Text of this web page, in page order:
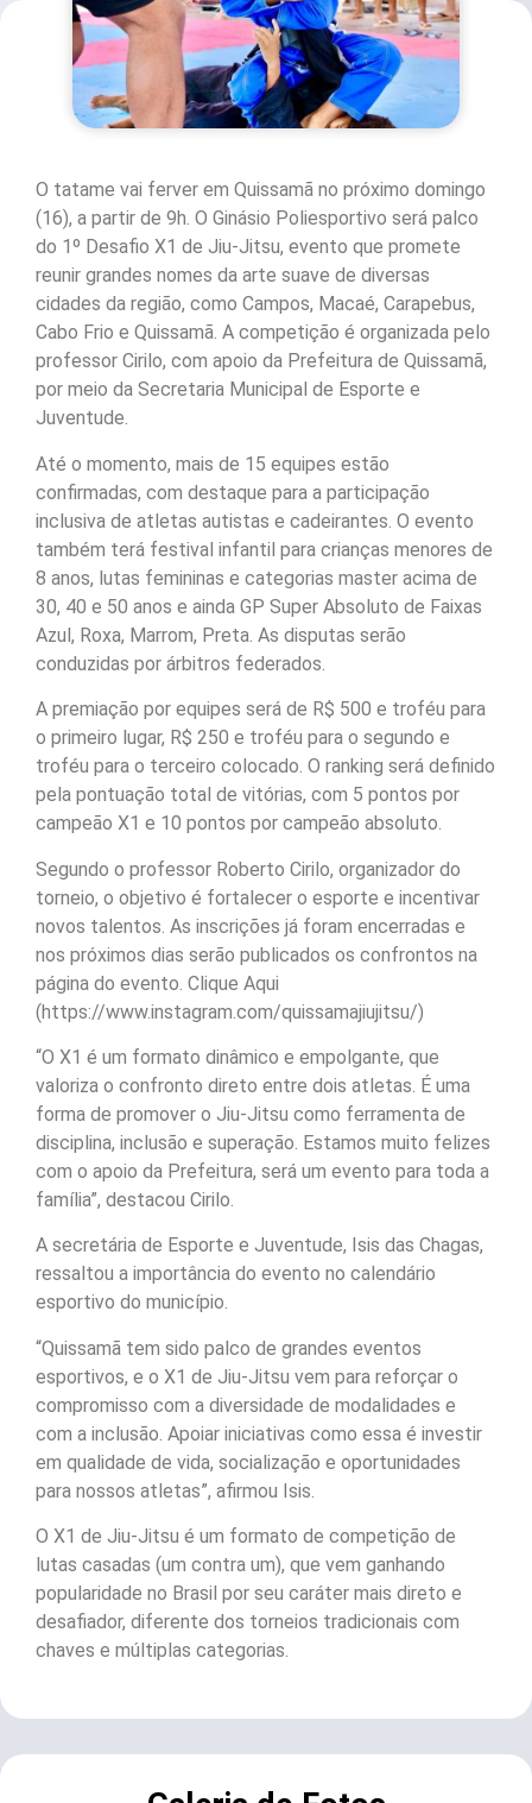
O tatame vai ferver em Quissamã no próximo domingo
(16), a partir de 9h. O Ginásio Poliesportivo será palco
do 1º Desafio X1 de Jiu-Jitsu, evento que promete
reunir grandes nomes da arte suave de diversas
cidades da região, como Campos, Macaé, Carapebus,
Cabo Frio e Quissamã. A competição é organizada pelo
professor Cirilo, com apoio da Prefeitura de Quissamã,
por meio da Secretaria Municipal de Esporte e
Juventude.
Até o momento, mais de 15 equipes estão
confirmadas, com destaque para a participação
inclusiva de atletas autistas e cadeirantes. O evento
também terá festival infantil para crianças menores de
8 anos, lutas femininas e categorias master acima de
30, 40 e 50 anos e ainda GP Super Absoluto de Faixas
Azul, Roxa, Marrom, Preta. As disputas serão
conduzidas por árbitros federados.
A premiação por equipes será de R$ 500 e troféu para
o primeiro lugar, R$ 250 e troféu para o segundo e
troféu para o terceiro colocado. O ranking será definido
pela pontuação total de vitórias, com 5 pontos por
campeão X1 e 10 pontos por campeão absoluto.
Segundo o professor Roberto Cirilo, organizador do
torneio, o objetivo é fortalecer o esporte e incentivar
novos talentos. As inscrições já foram encerradas e
nos próximos dias serão publicados os confrontos na
página do evento. Clique Aqui
(https://www.instagram.com/quissamajiujitsu/)
“O X1 é um formato dinâmico e empolgante, que
valoriza o confronto direto entre dois atletas. É uma
forma de promover o Jiu-Jitsu como ferramenta de
disciplina, inclusão e superação. Estamos muito felizes
com o apoio da Prefeitura, será um evento para toda a
família”, destacou Cirilo.
A secretária de Esporte e Juventude, Isis das Chagas,
ressaltou a importância do evento no calendário
esportivo do município.
“Quissamã tem sido palco de grandes eventos
esportivos, e o X1 de Jiu-Jitsu vem para reforçar o
compromisso com a diversidade de modalidades e
com a inclusão. Apoiar iniciativas como essa é investir
em qualidade de vida, socialização e oportunidades
para nossos atletas”, afirmou Isis.
O X1 de Jiu-Jitsu é um formato de competição de
lutas casadas (um contra um), que vem ganhando
popularidade no Brasil por seu caráter mais direto e
desafiador, diferente dos torneios tradicionais com
chaves e múltiplas categorias.